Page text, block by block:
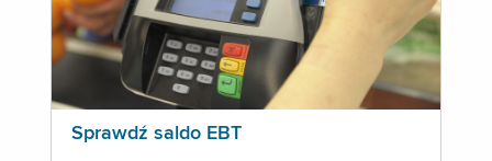
Sprawdź saldo EBT